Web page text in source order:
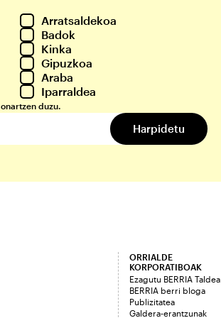
Arratsaldekoa
Badok
Kinka
Gipuzkoa
Araba
Iparraldea
onartzen duzu.
ORRIALDE
KORPORATIBOAK
Ezagutu BERRIA Taldea
BERRIA berri bloga
Publizitatea
Galdera-erantzunak